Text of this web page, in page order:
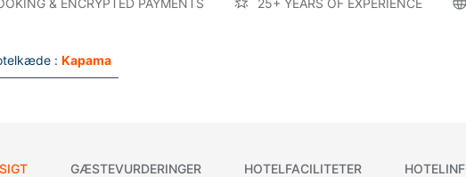
& ENCRYPTED PAYMENTS 25+ YEARS OF EXPERIENCE
: Kapama
GÆSTEVURDERINGER HOTELFACILITETER